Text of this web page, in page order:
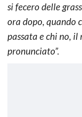
si fecero delle
ora dopo, quando
passata e chi no,
pronunciato”.